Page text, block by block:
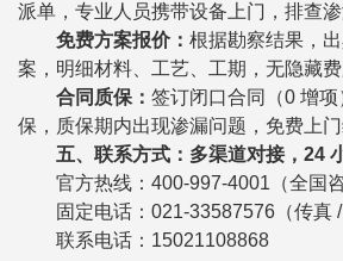
派单，专业人员携带设备上门，排查
免费方案报价： 根据勘察结果，
案，明细材料、工艺、工期，无隐藏费
合同质保： 签订闭口合同（0 增
保，质保期内出现渗漏问题，免费上门
五、联系方式：多渠道对接，24
官方热线：400-997-4001（全国咨
固定电话：021-33587576（传真 /
联系电话：15021108868